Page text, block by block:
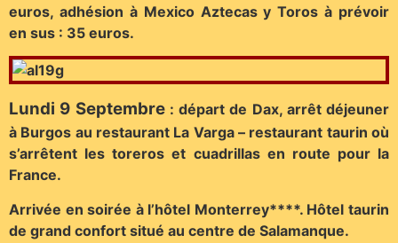
euros, adhésion à Mexico Aztecas y Toros à prévoir
en sus : 35 euros.
Lundi 9 Septembre: départ de Dax, arrêt déjeuner
à Burgos au restaurant La Varga – restaurant taurin où
s’arrêtent les toreros et cuadrillas en route pour la
France.
Arrivée en soirée à l’hôtel Monterrey****. Hôtel taurin
de grand confort situé au centre de Salamanque.